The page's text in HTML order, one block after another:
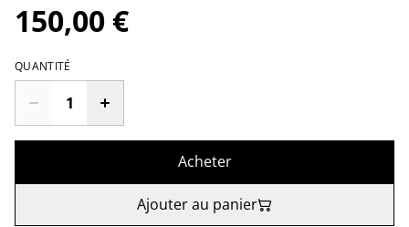
150,00 €
QUANTITÉ
Acheter
Ajouter au panier